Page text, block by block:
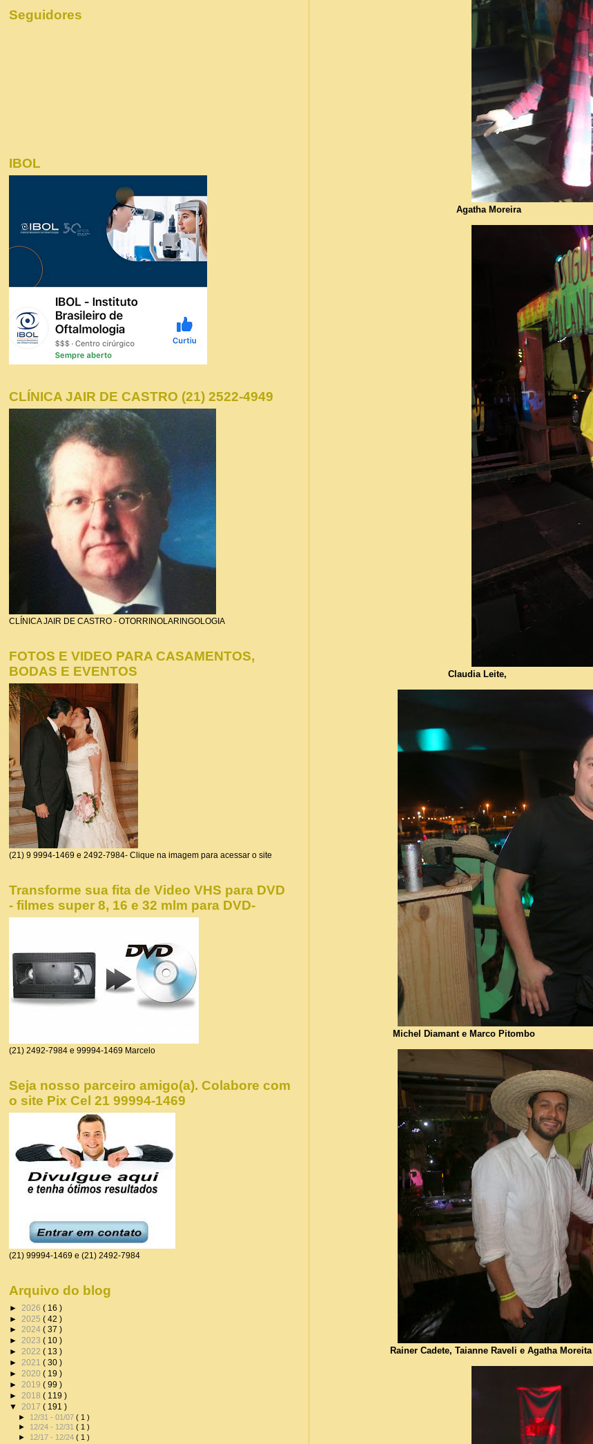
Agatha Moreira
Claudia Leite,
Michel Diamant e Marco Pitombo
Rainer Cadete, Taianne Raveli e Agatha Moreita
Seguidores
IBOL
CLÍNICA JAIR DE CASTRO (21) 2522-4949
CLÍNICA JAIR DE CASTRO - OTORRINOLARINGOLOGIA
FOTOS E VIDEO PARA CASAMENTOS,
BODAS E EVENTOS
(21) 9 9994-1469 e 2492-7984- Clique na imagem para acessar o site
Transforme sua fita de Video VHS para DVD
- filmes super 8, 16 e 32 mlm para DVD-
(21) 2492-7984 e 99994-1469 Marcelo
Seja nosso parceiro amigo(a). Colabore com
o site Pix Cel 21 99994-1469
(21) 99994-1469 e (21) 2492-7984
Arquivo do blog
► 2026 ( 16 )
► 2025 ( 42 )
► 2024 ( 37 )
► 2023 ( 10 )
► 2022 ( 13 )
► 2021 ( 30 )
► 2020 ( 19 )
► 2019 ( 99 )
► 2018 ( 119 )
▼ 2017 ( 191 )
► 12/31 - 01/07( 1 )
► 12/24 - 12/31( 1 )
► 12/17 - 12/24( 1 )